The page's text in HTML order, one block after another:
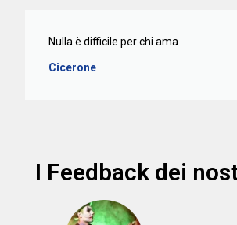
Nulla è difficile per chi ama
Cicerone
I Feedback dei